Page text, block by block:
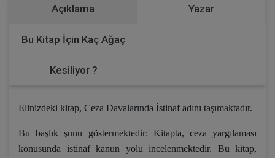
Açıklama Yazar
Bu Kitap İçin Kaç Ağaç
Kesiliyor ?
Elinizdeki kitap, Ceza Davalarında İstinaf adını taşımaktadır.
Bu başlık şunu göstermektedir: Kitapta, ceza yargılaması
konusunda istinaf kanun yolu incelenmektedir. Bu kitap,